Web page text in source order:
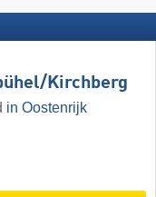
​Kirchberg
in Oostenrijk